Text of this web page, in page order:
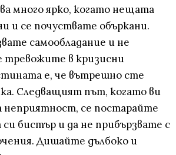
много ярко, когато нещата
и се почуствате объркани.
самообладание и не
тревожите в кризисни
е, че вътрешно сте
Следващият път, когато ви
неприятност, се постарайте
си бистър и да не прибързвате с
Дишайте дълбоко и